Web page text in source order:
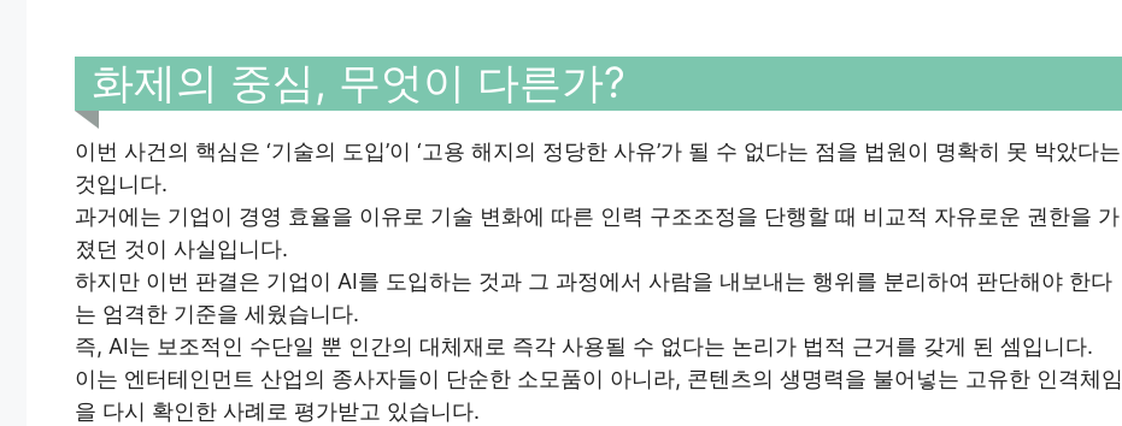
화제의 중심, 무엇이 다른가?
이번 사건의 핵심은 ‘기술의 도입’이 ‘고용 해지의 정당한 사유’가 될 수 없다는 점을 법원이 명확히 못 박았다는
것입니다.
과거에는 기업이 경영 효율을 이유로 기술 변화에 따른 인력 구조조정을 단행할 때 비교적 자유로운 권한을 가
졌던 것이 사실입니다.
하지만 이번 판결은 기업이 AI를 도입하는 것과 그 과정에서 사람을 내보내는 행위를 분리하여 판단해야 한다
는 엄격한 기준을 세웠습니다.
즉, AI는 보조적인 수단일 뿐 인간의 대체재로 즉각 사용될 수 없다는 논리가 법적 근거를 갖게 된 셈입니다.
이는 엔터테인먼트 산업의 종사자들이 단순한 소모품이 아니라, 콘텐츠의 생명력을 불어넣는 고유한 인격체임
을 다시 확인한 사례로 평가받고 있습니다.